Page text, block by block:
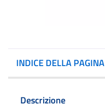
INDICE DELLA PAGINA
Descrizione